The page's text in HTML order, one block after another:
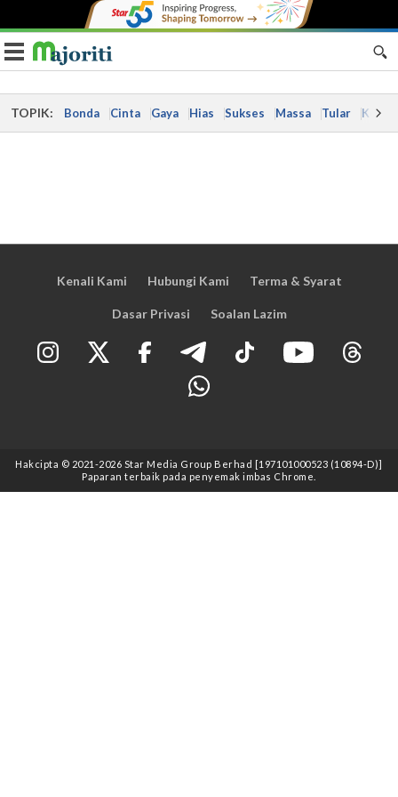
Toggle navigation
TOPIK: Bonda Cinta Gaya Hias Sukses Massa Tular Kes
Kenali Kami Hubungi Kami Terma & Syarat
Dasar Privasi Soalan Lazim
Hakcipta © 2021 -2026 Star Media Group Berhad [197101000523 (10894-D)]
Paparan terbaik pada penyemak imbas Chrome.